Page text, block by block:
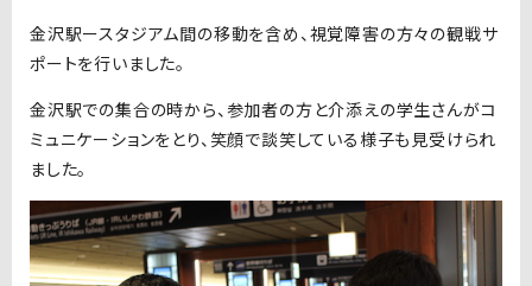
金沢駅ースタジアム間の移動を含め、視覚障害の方々の観戦サ
ポートを行いました。
金沢駅での集合の時から、参加者の方と介添えの学生さんがコ
ミュニケーションをとり、笑顔で談笑している様子も見受けられ
ました。